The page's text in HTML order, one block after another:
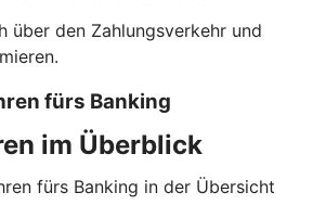
über den Zahlungsverkehr und
fürs Banking
im Überblick
fürs Banking in der Übersicht